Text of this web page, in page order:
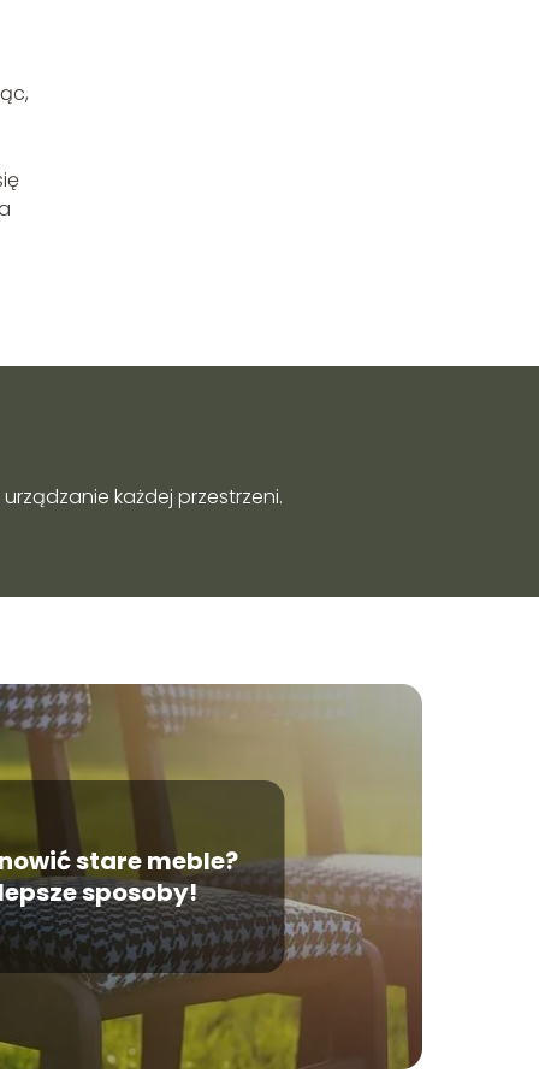
każdej przestrzeni.
stare meble?
sposoby!